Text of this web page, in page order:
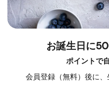
お誕生日に
ポイントで
会員登録（無料）後に